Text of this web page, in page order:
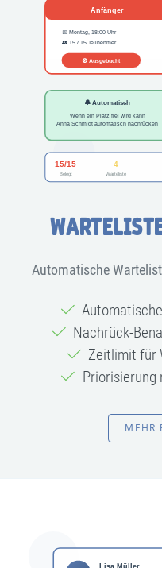
Automatische
Nachrück-
Zeitlimit für
Priorisierung
MEHR